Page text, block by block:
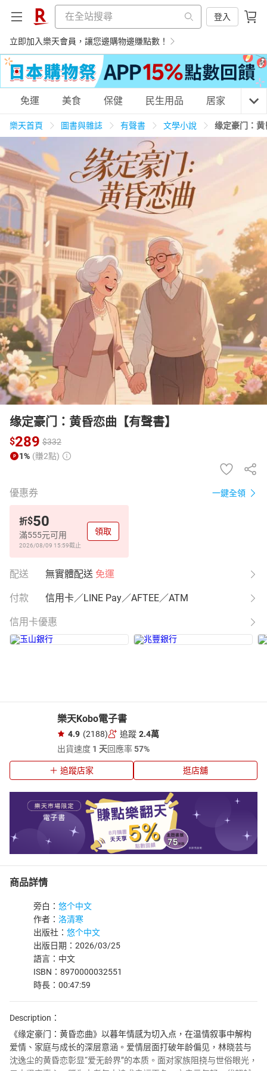
登入
立即加入樂天會員，讓您邊購物邊賺點數！
購物網分類
天天免運 美食蛋糕 養生保健
居家生活 3C家電 運動休閒
女裝 男裝 化妝保養 情趣用品
日本購物 電子/紙本書
HOT
免運 美食 保健 民生用品 居家 3C
樂天首頁 圖書與雜誌 有聲書 文學小說 缘定豪门：
缘定豪门：黄昏恋曲【有聲書】
$289 $332
1% (賺2點)
優惠券 一鍵全領
折$50
滿555元可用
2026/08/09 15:59截止
領取
配送 無實體配送 免運
付款 信用卡／LINE Pay／AFTEE／ATM
信用卡優惠
樂天Kobo電子書
4.9 (2188) 追蹤 2.4萬
出貨速度 1 天回應率57%
追蹤店家 逛店舖
商品詳情
旁白： 悠个中文
作者： 洛清寒
出版社： 悠个中文
出版日期：2026/03/25
語言：中文
ISBN：8970000032551
時長：00:47:59
Description：
《缘定豪门：黄昏恋曲》以暮年情感为切入点，在温情叙事中解构
爱情、家庭与成长的深层意涵。爱情层面打破年龄偏见，林晓芸与
沈逸尘的黄昏恋彰显“爱无龄界”的本质。面对家族阻挠与世俗眼光，